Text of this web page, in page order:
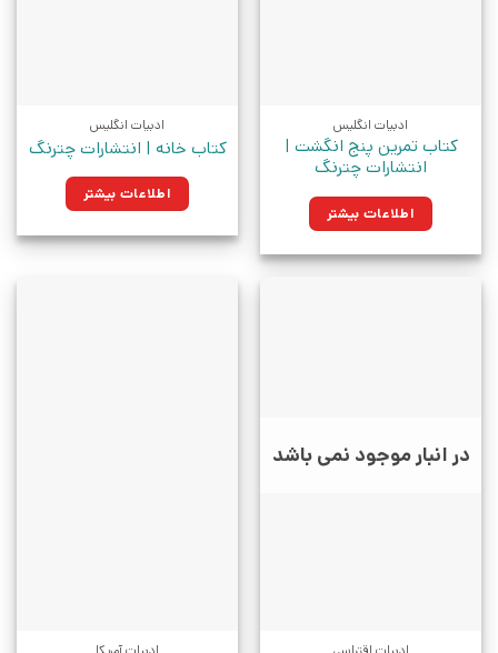
ادبیات انگلیس
کتاب تمرین پنج انگشت |
انتشارات چترنگ
اطلاعات بیشتر
ادبیات انگلیس
کتاب خانه | انتشارات چترنگ
اطلاعات بیشتر
در انبار موجود نمی باشد